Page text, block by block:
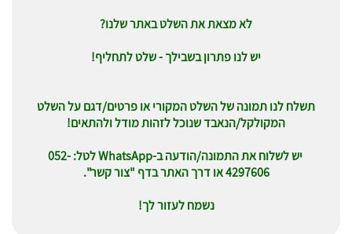
לא מצאת את השלט באתר שלנו?
יש לנו פתרון בשבילך - שלט לתחליף!
תשלח לנו תמונה של השלט המקורי או פרטים/דגם על השלט
המקולקל/הנאבד שנוכל לזהות מודל ולהתאים!
יש לשלוח את התמונה/הודעה ב-WhatsApp לטל: 052-
4297606 או דרך האתר בדף "צור קשר".
נשמח לעזור לך!